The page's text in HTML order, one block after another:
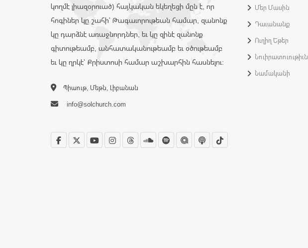
կողմէ լիազօրուած) հայկական եկեղեցի մըն է, որ
հոգիներ կը շահի՝ Թագաւորութեան համար, զանոնք
կը դարձնէ առաջնորդներ, եւ կը զինէ զանոնք
գիտութեամբ, անհատականութեամբ եւ օծութեամբ
եւ կը ղրկէ՝ Քրիստոսի համար աշխարհին հասնելու:
Պիաութ, Մեթն, Լիբանան
info@solchurch.com
Մեր Մասին
Դաւանանք
Ուղիղ Եթեր
Նուիրատուութիւն
Նամականի